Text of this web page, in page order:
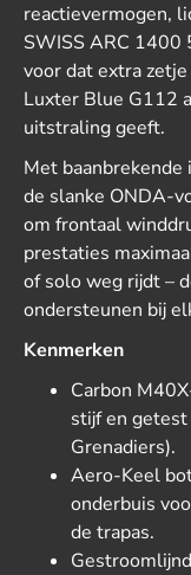
reactievermogen,
SWISS ARC 1400
voor dat extra
Luxter Blue G112
uitstraling geeft.
Met
de slanke ONDA-
om frontaal
prestaties
of solo weg rijdt –
ondersteunen bij
Kenmerken
Carbon
stijf en
Grenadiers).
Aero-Keel
onderbuis
de trapas.